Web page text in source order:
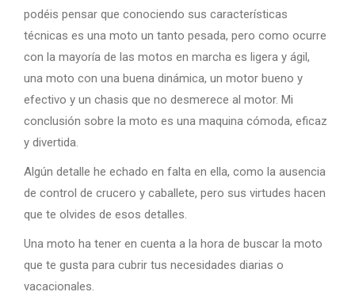
podéis pensar que conociendo sus características
técnicas es una moto un tanto pesada, pero como ocurre
con la mayoría de las motos en marcha es ligera y ágil,
una moto con una buena dinámica, un motor bueno y
efectivo y un chasis que no desmerece al motor. Mi
conclusión sobre la moto es una maquina cómoda, eficaz
y divertida.
Algún detalle he echado en falta en ella, como la ausencia
de control de crucero y caballete, pero sus virtudes hacen
que te olvides de esos detalles.
Una moto ha tener en cuenta a la hora de buscar la moto
que te gusta para cubrir tus necesidades diarias o
vacacionales.